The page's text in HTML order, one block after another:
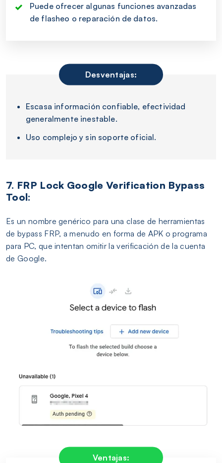
Puede ofrecer algunas funciones avanzadas
de flasheo o reparación de datos.
Desventajas:
Escasa información confiable, efectividad
generalmente inestable.
Uso complejo y sin soporte oficial.
7. FRP Lock Google Verification Bypass
Tool:
Es un nombre genérico para una clase de herramientas
de bypass FRP, a menudo en forma de APK o programa
para PC, que intentan omitir la verificación de la cuenta
de Google.
Ventajas: